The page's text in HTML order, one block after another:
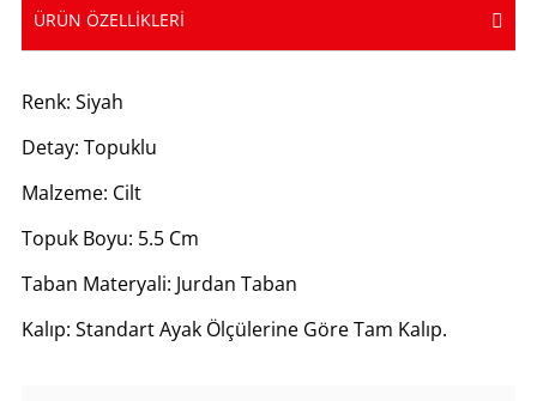
ÜRÜN ÖZELLIKLERI
Renk: Siyah
Detay: Topuklu
Malzeme: Cilt
Topuk Boyu: 5.5 Cm
Taban Materyali: Jurdan Taban
Kalıp: Standart Ayak Ölçülerine Göre Tam Kalıp.